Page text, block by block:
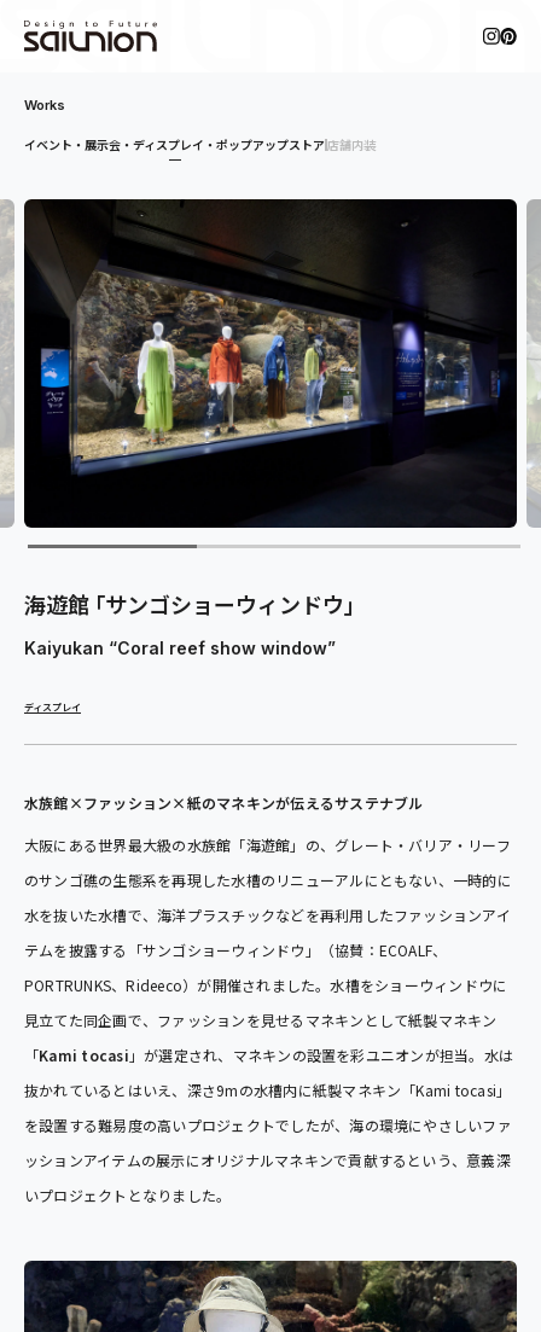
Works
イベント・展示会・ディスプレイ・ポップアップストア 店舗内装
海遊館 ｢サンゴショーウィンドウ｣
Kaiyukan “Coral reef show window”
ディスプレイ
水族館×ファッション×紙のマネキンが伝えるサステナブル
大阪にある世界最大級の水族館「海遊館」の、グレート・バリア・リーフ
のサンゴ礁の生態系を再現した水槽のリニューアルにともない、一時的に
水を抜いた水槽で、海洋プラスチックなどを再利用したファッションアイ
テムを披露する「サンゴショーウィンドウ」（協賛：ECOALF、
PORTRUNKS、Rideeco）が開催されました。水槽をショーウィンドウに
見立てた同企画で、ファッションを見せるマネキンとして紙製マネキン
「Kami tocasi 」が選定され、マネキンの設置を彩ユニオンが担当。水は
抜かれているとはいえ、深さ9mの水槽内に紙製マネキン「Kami tocasi 」
を設置する難易度の高いプロジェクトでしたが、海の環境にやさしいファ
ッションアイテムの展示にオリジナルマネキンで貢献するという、意義深
いプロジェクトとなりました。